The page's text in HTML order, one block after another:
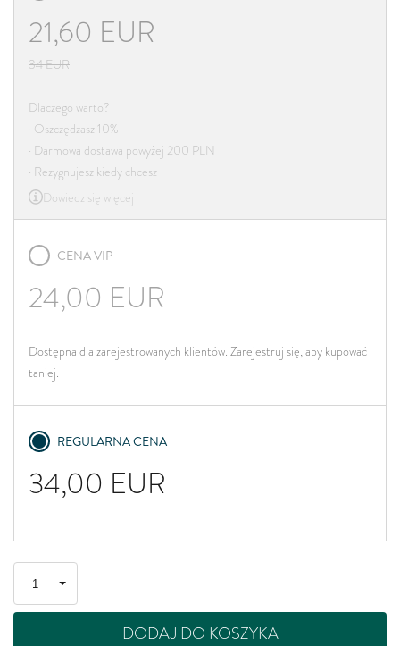
21,60 EUR
34EUR
Dlaczego warto?
· Oszczędzasz 10%
· Darmowa dostawa powyżej 200 PLN
· Rezygnujesz kiedy chcesz
Dowiedz się więcej
CENA VIP
24,00 EUR
Dostępna dla zarejestrowanych klientów. Zarejestruj się, aby kupować
taniej.
REGULARNA CENA
34,00 EUR
DODAJ DO KOSZYKA